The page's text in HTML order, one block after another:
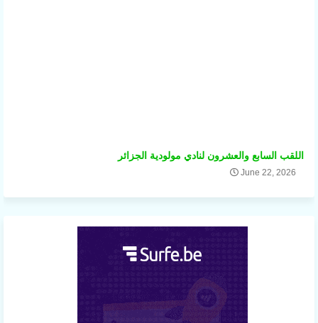
اللقب السابع والعشرون لنادي مولودية الجزائر
June 22, 2026